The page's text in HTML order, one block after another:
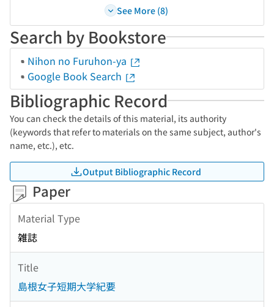
See More (8)
Search by Bookstore
Nihon no Furuhon-ya
Google Book Search
Bibliographic Record
You can check the details of this material, its authority
(keywords that refer to materials on the same subject, author's
name, etc.), etc.
Output Bibliographic Record
Paper
Material Type
雑誌
Title
島根女子短期大学紀要